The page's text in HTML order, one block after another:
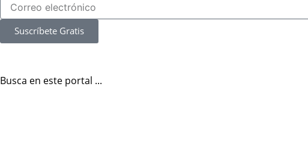
Suscríbete Gratis
Busca en este portal ...